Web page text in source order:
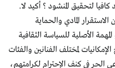
لتحقيق المنشود ؟ أكيد لا.
المادي والحماية
الأصلية للسياسة الثقافية
لمختلف الفنانين والفئات
الحر في كنف الإحترام لكرامتهم،